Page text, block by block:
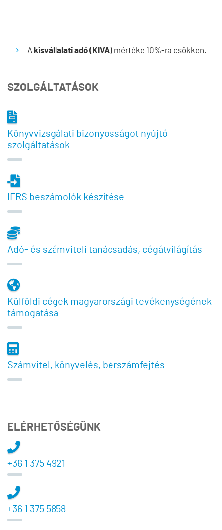
A kisvállalati adó (KIVA) mértéke 10%-ra csökken.
SZOLGÁLTATÁSOK
Könyvvizsgálati bizonyosságot nyújtó
szolgáltatások
IFRS beszámolók készítése
Adó- és számviteli tanácsadás, cégátvilágítás
Külföldi cégek magyarországi tevékenységének
támogatása
Számvitel, könyvelés, bérszámfejtés
ELÉRHETŐSÉGÜNK
+36 1 375 4921
+36 1 375 5858